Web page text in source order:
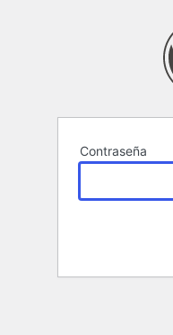
Contraseña